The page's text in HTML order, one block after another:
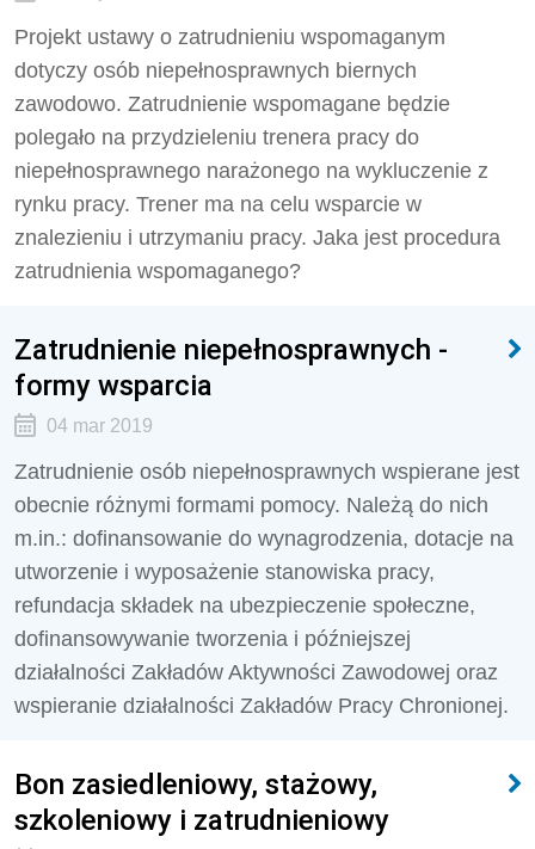
Projekt ustawy o zatrudnieniu wspomaganym
dotyczy osób niepełnosprawnych biernych
zawodowo. Zatrudnienie wspomagane będzie
polegało na przydzieleniu trenera pracy do
niepełnosprawnego narażonego na wykluczenie z
rynku pracy. Trener ma na celu wsparcie w
znalezieniu i utrzymaniu pracy. Jaka jest procedura
zatrudnienia wspomaganego?
Zatrudnienie niepełnosprawnych -
formy wsparcia
04 mar 2019
Zatrudnienie osób niepełnosprawnych wspierane jest
obecnie różnymi formami pomocy. Należą do nich
m.in.: dofinansowanie do wynagrodzenia, dotacje na
utworzenie i wyposażenie stanowiska pracy,
refundacja składek na ubezpieczenie społeczne,
dofinansowywanie tworzenia i późniejszej
działalności Zakładów Aktywności Zawodowej oraz
wspieranie działalności Zakładów Pracy Chronionej.
Bon zasiedleniowy, stażowy,
szkoleniowy i zatrudnieniowy